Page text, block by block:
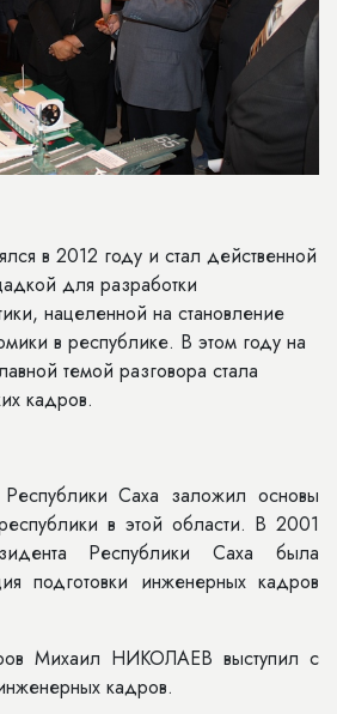
в 2012 году и стал действенной
для разработки
нацеленной на становление
в республике. В этом году на
темой разговора стала
кадров.
Саха заложил основы
в этой области. В 2001
Республики Саха была
подготовки инженерных кадров
Михаил НИКОЛАЕВ выступил с
кадров.